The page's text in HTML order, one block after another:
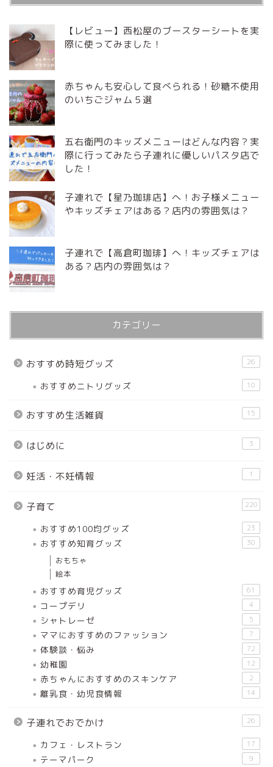
【レビュー】西松屋のブースターシートを実
際に使ってみました！
赤ちゃんも安心して食べられる！砂糖不使用
のいちごジャム５選
五右衛門のキッズメニューはどんな内容？実
際に行ってみたら子連れに優しいパスタ店で
した！
子連れで【星乃珈琲店】へ！お子様メニュー
やキッズチェアはある？店内の雰囲気は？
子連れで【高倉町珈琲】へ！キッズチェアは
ある？店内の雰囲気は？
カテゴリー
おすすめ時短グッズ 26
おすすめニトリグッズ 10
おすすめ生活雑貨 15
はじめに 3
妊活・不妊情報 1
子育て 220
おすすめ100均グッズ 23
おすすめ知育グッズ 30
おもちゃ
絵本
おすすめ育児グッズ 61
コープデリ 4
シャトレーゼ 5
ママにおすすめのファッション 7
体験談・悩み 72
幼稚園 12
赤ちゃんにおすすめのスキンケア 2
離乳食・幼児食情報 14
子連れでおでかけ 26
カフェ・レストラン 17
テーマパーク 9